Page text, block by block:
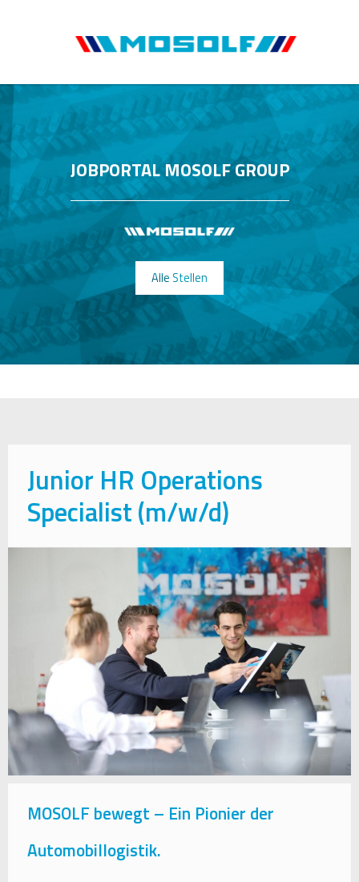
JOBPORTAL MOSOLF GROUP
Alle Stellen
Junior HR Operations
Specialist (m/w/d)
MOSOLF bewegt – Ein Pionier der
Automobillogistik.